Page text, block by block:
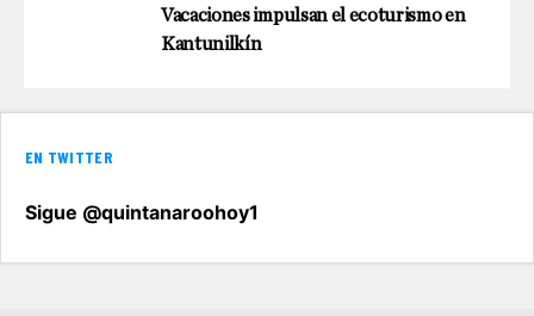
Vacaciones impulsan el ecoturismo en
Kantunilkín
EN TWITTER
Sigue @quintanaroohoy1